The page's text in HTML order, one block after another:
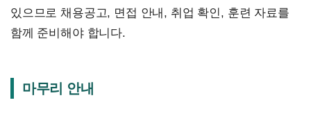
있으므로 채용공고, 면접 안내, 취업 확인, 훈련 자료를
함께 준비해야 합니다.
마무리 안내